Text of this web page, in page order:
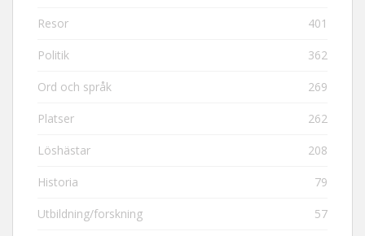
Resor 401
Politik 362
Ord och språk 269
Platser 262
Löshästar 208
Historia 79
Utbildning/forskning 57